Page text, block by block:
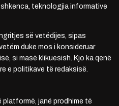
teknologjia informative
së vetëdijes, sipas
duke mos i konsideruar
si masë klikuesish. Kjo ka qenë
e politikave të redaksisë.
janë prodhime të